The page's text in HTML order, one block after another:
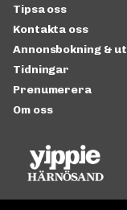
Tipsa oss
Kontakta oss
Annonsbokning &
Tidningar
Prenumerera
Om oss